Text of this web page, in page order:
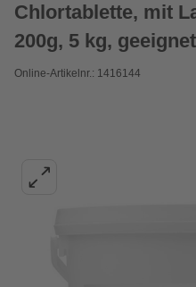
Chlortablette, mit
200g, 5 kg,
Online-Artikelnr.: 1416144